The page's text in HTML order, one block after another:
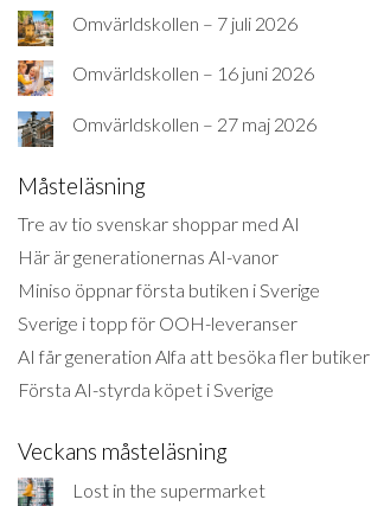
Omvärldskollen – 7 juli 2026
Omvärldskollen – 16 juni 2026
Omvärldskollen – 27 maj 2026
Måsteläsning
Tre av tio svenskar shoppar med AI
Här är generationernas AI-vanor
Miniso öppnar första butiken i Sverige
Sverige i topp för OOH-leveranser
AI får generation Alfa att besöka fler butiker
Första AI-styrda köpet i Sverige
Veckans måsteläsning
Lost in the supermarket